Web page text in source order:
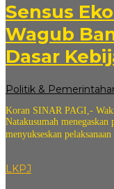
Sensus
Wagub
Dasar
Politik &
Koran SINAR PAGI,-
Natakusumah
menyukseskan
LKPJ